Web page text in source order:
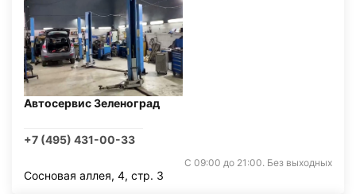
Автосервис Зеленоград
+7 (495) 431-00-33
С 09:00 до 21:00. Без выходных
Сосновая аллея, 4, стр. 3